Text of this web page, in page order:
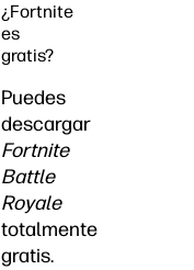
¿Fortnite
es
gratis?
Puedes
descargar
Fortnite
Battle
Royale
totalmente
gratis.